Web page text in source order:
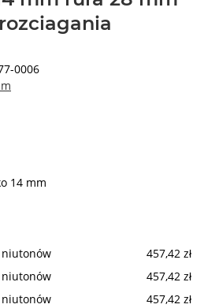
0006
14 mm
niutonów
457,42 zł
niutonów
457,42 zł
niutonów
457,42 zł